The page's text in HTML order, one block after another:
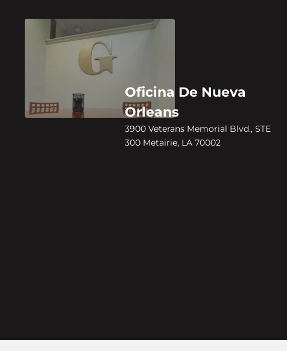
Oficina De Nueva
Orleans
3900 Veterans Memorial Blvd., STE
300 Metairie, LA 70002